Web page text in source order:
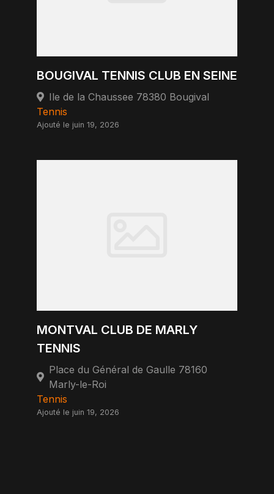
BOUGIVAL TENNIS CLUB EN SEINE
Ile de la Chaussee 78380 Bougival
Tennis
Ajouté le juin 19, 2026
MONTVAL CLUB DE MARLY
TENNIS
Place du Général de Gaulle 78160
Marly-le-Roi
Tennis
Ajouté le juin 19, 2026